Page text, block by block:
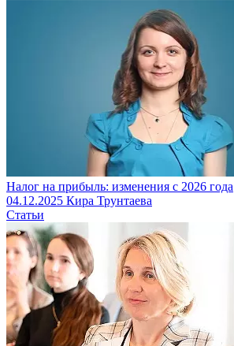
Налог на прибыль: изменения с 2026 года
04.12.2025 Кира Трунтаева
Статьи